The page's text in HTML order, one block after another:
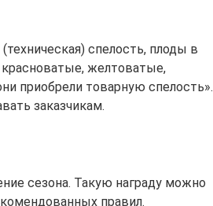
спелость, плоды в
желтоватые,
приобрели товарную спелость».
заказчикам.
сезона. Такую награду можно
правил.